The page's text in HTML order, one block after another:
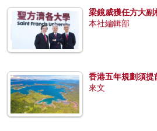
梁鏡威獲任方大副
本社編輯部
香港五年規劃須提
來文